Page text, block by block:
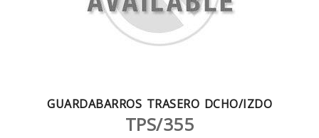
GUARDABARROS TRASERO DCHO/IZDO
TPS/355